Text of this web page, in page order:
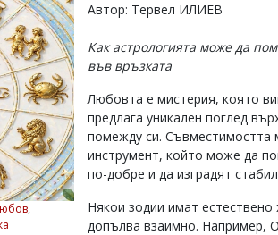
,
Автор: Тервел ИЛИЕВ
Как астрологията може да
във връзката
Любовта е мистерия, която
предлага уникален поглед
помежду си. Съвместимостта
инструмент, който може да
по-добре и да изградят
Някои зодии имат
допълва взаимно. Например,